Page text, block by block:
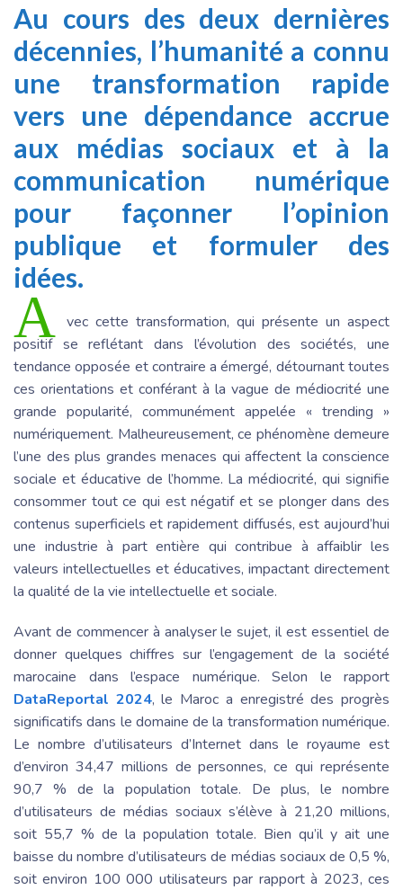
Au cours des deux dernières
décennies, l’humanité a connu
une transformation rapide
vers une dépendance accrue
aux médias sociaux et à la
communication numérique
pour façonner l’opinion
publique et formuler des
idées.
A vec cette transformation, qui présente un aspect
positif se reflétant dans l’évolution des sociétés, une
tendance opposée et contraire a émergé, détournant toutes
ces orientations et conférant à la vague de médiocrité une
grande popularité, communément appelée « trending »
numériquement. Malheureusement, ce phénomène demeure
l’une des plus grandes menaces qui affectent la conscience
sociale et éducative de l’homme. La médiocrité, qui signifie
consommer tout ce qui est négatif et se plonger dans des
contenus superficiels et rapidement diffusés, est aujourd’hui
une industrie à part entière qui contribue à affaiblir les
valeurs intellectuelles et éducatives, impactant directement
la qualité de la vie intellectuelle et sociale.
Avant de commencer à analyser le sujet, il est essentiel de
donner quelques chiffres sur l’engagement de la société
marocaine dans l’espace numérique. Selon le rapport
DataReportal 2024, le Maroc a enregistré des progrès
significatifs dans le domaine de la transformation numérique.
Le nombre d’utilisateurs d’Internet dans le royaume est
d’environ 34,47 millions de personnes, ce qui représente
90,7 % de la population totale. De plus, le nombre
d’utilisateurs de médias sociaux s’élève à 21,20 millions,
soit 55,7 % de la population totale. Bien qu’il y ait une
baisse du nombre d’utilisateurs de médias sociaux de 0,5 %,
soit environ 100 000 utilisateurs par rapport à 2023, ces